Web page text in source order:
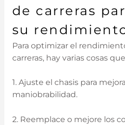
de carreras
su
Para optimizar el
carreras, hay varias cosas
1. Ajuste el chasis para
maniobrabilidad.
2. Reemplace o mejore los